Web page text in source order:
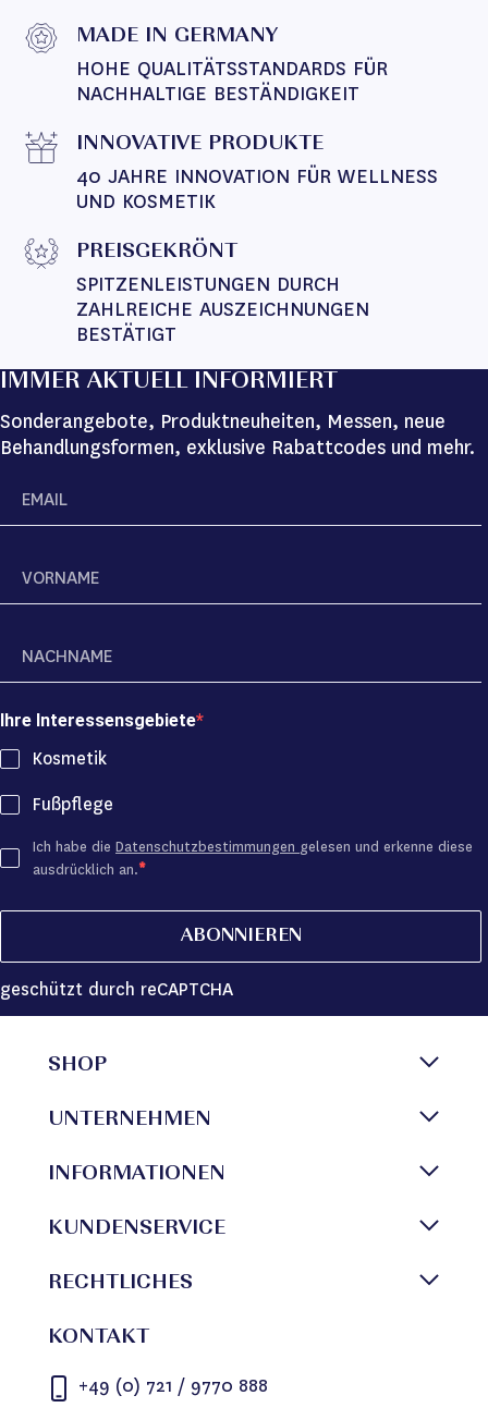
MADE IN GERMANY
HOHE QUALITÄTSSTANDARDS FÜR
NACHHALTIGE BESTÄNDIGKEIT
INNOVATIVE PRODUKTE
40 JAHRE INNOVATION FÜR WELLNESS
UND KOSMETIK
PREISGEKRÖNT
SPITZENLEISTUNGEN DURCH
ZAHLREICHE AUSZEICHNUNGEN
BESTÄTIGT
IMMER AKTUELL INFORMIERT
Sonderangebote, Produktneuheiten, Messen, neue
Behandlungsformen, exklusive Rabattcodes und mehr.
Ihre Interessensgebiete
Kosmetik
Fußpflege
Ich habe die Datenschutzbestimmungen gelesen und erkenne diese
ausdrücklich an.
ABONNIEREN
geschützt durch reCAPTCHA
SHOP
UNTERNEHMEN
INFORMATIONEN
KUNDENSERVICE
RECHTLICHES
KONTAKT
+49 (0) 721 / 9770 888